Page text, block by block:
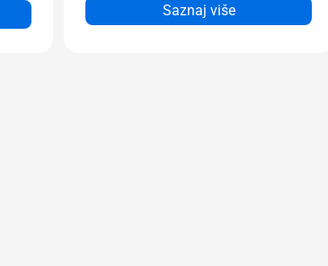
Saznaj više